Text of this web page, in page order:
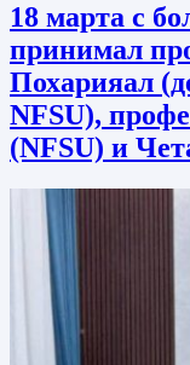
18 марта с
принимал
Похарияал
NFSU),
(NFSU) и